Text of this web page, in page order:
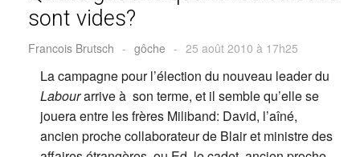
sont vides?
Francois Brutsch - gôche - 25 août 2010 à 17h25
La campagne pour l’élection du nouveau leader du
Labourarrive à son terme, et il semble qu’elle se
jouera entre les frères Miliband: David, l’aîné,
ancien proche collaborateur de Blair et ministre des